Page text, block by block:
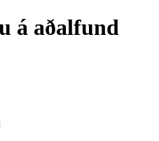
á aðalfund